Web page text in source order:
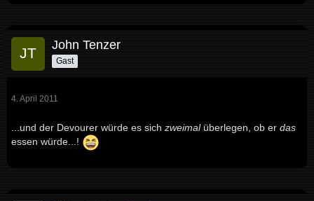
John Tenzer
Gast
4. April 2011
...und der Devourer würde es sich zweimalüberlegen, ob er das
essen würde...!